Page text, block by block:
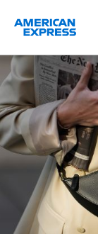
Logo